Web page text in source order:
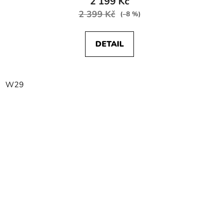
2 399 Kč (–8 %)
DETAIL
W29